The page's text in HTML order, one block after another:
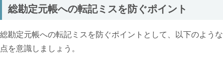
総勘定元帳への転記ミスを防ぐポイント
総勘定元帳への転記ミスを防ぐポイントとして、以下のような
点を意識しましょう。